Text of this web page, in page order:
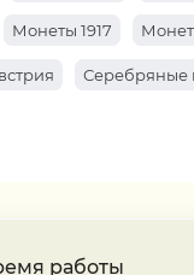
Монеты 1917
Серебряные
работы